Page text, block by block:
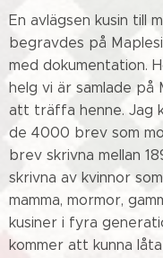
En avlägsen kusin till
begravdes på
med dokumentation.
helg vi är samlade på
att träffa henne. Jag
de 4000 brev som
brev skrivna mellan
skrivna av kvinnor
mamma, mormor,
kusiner i fyra
kommer att kunna